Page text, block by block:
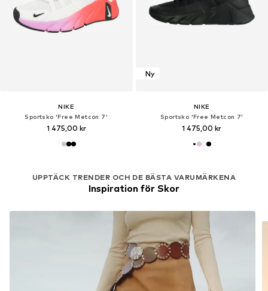
NIKE
Sportsko 'Free Metcon 7'
1 475,00 kr
Ny
NIKE
Sportsko 'Free Metcon 7'
1 475,00 kr
UPPTÄCK TRENDER OCH DE BÄSTA VARUMÄRKENA
Inspiration för Skor